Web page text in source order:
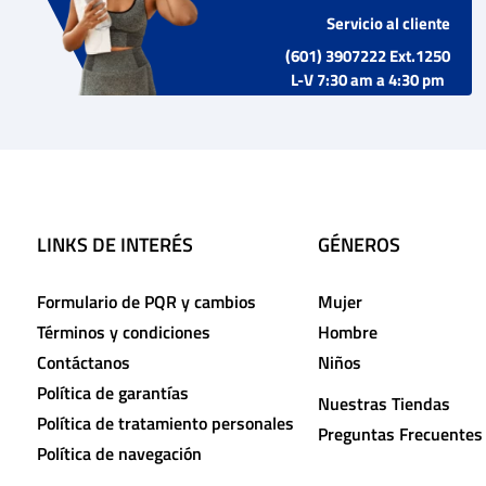
Servicio al cliente
(601) 3907222 Ext.1250
L-V 7:30 am a 4:30 pm
LINKS DE INTERÉS
Formulario de PQR y cambios
Términos y condiciones
Contáctanos
Política de garantías
Política de tratamiento personales
Política de navegación
GÉNEROS
Mujer
Hombre
Niños
Nuestras Tiendas
Preguntas Frecuentes